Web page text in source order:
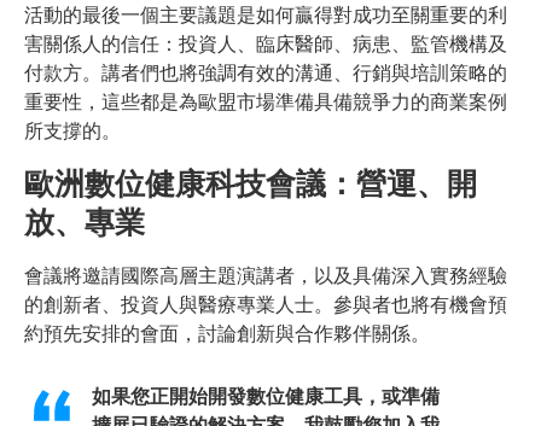
活動的最後一個主要議題是如何贏得對成功至關重要的利
害關係人的信任：投資人、臨床醫師、病患、監管機構及
付款方。講者們也將強調有效的溝通、行銷與培訓策略的
重要性，這些都是為歐盟市場準備具備競爭力的商業案例
所支撐的。
歐洲數位健康科技會議：營運、開
放、專業
會議將邀請國際高層主題演講者，以及具備深入實務經驗
的創新者、投資人與醫療專業人士。參與者也將有機會預
約預先安排的會面，討論創新與合作夥伴關係。
如果您正開始開發數位健康工具，或準備